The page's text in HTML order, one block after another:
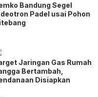
Bandung Segel
Padel usai Pohon
Jaringan Gas Rumah
Bertambah,
Disiapkan